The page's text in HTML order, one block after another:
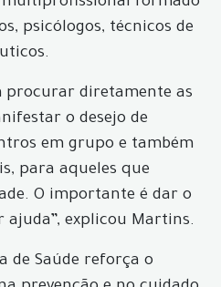
psicólogos, técnicos de
procurar diretamente as
o desejo de
em grupo e também
para aqueles que
O importante é dar o
ajuda”, explicou Martins.
de Saúde reforça o